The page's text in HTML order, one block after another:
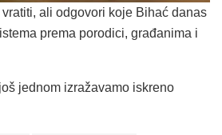
ali odgovori koje Bihać danas
prema porodici, građanima i
jednom izražavamo iskreno